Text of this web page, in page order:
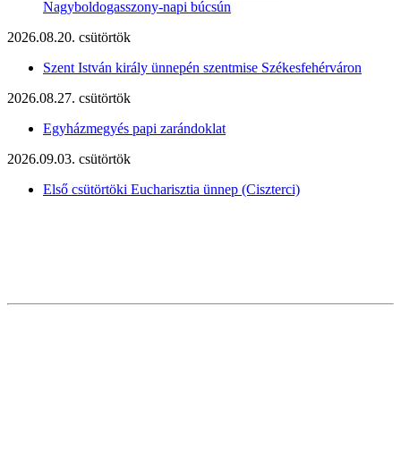
Nagyboldogasszony-napi búcsún
2026.08.20. csütörtök
Szent István király ünnepén szentmise Székesfehérváron
2026.08.27. csütörtök
Egyházmegyés papi zarándoklat
2026.09.03. csütörtök
Első csütörtöki Eucharisztia ünnep (Ciszterci)